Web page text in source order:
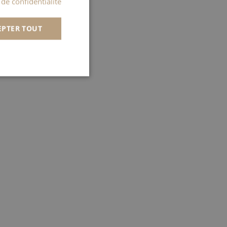
ITALIAN
TOUT